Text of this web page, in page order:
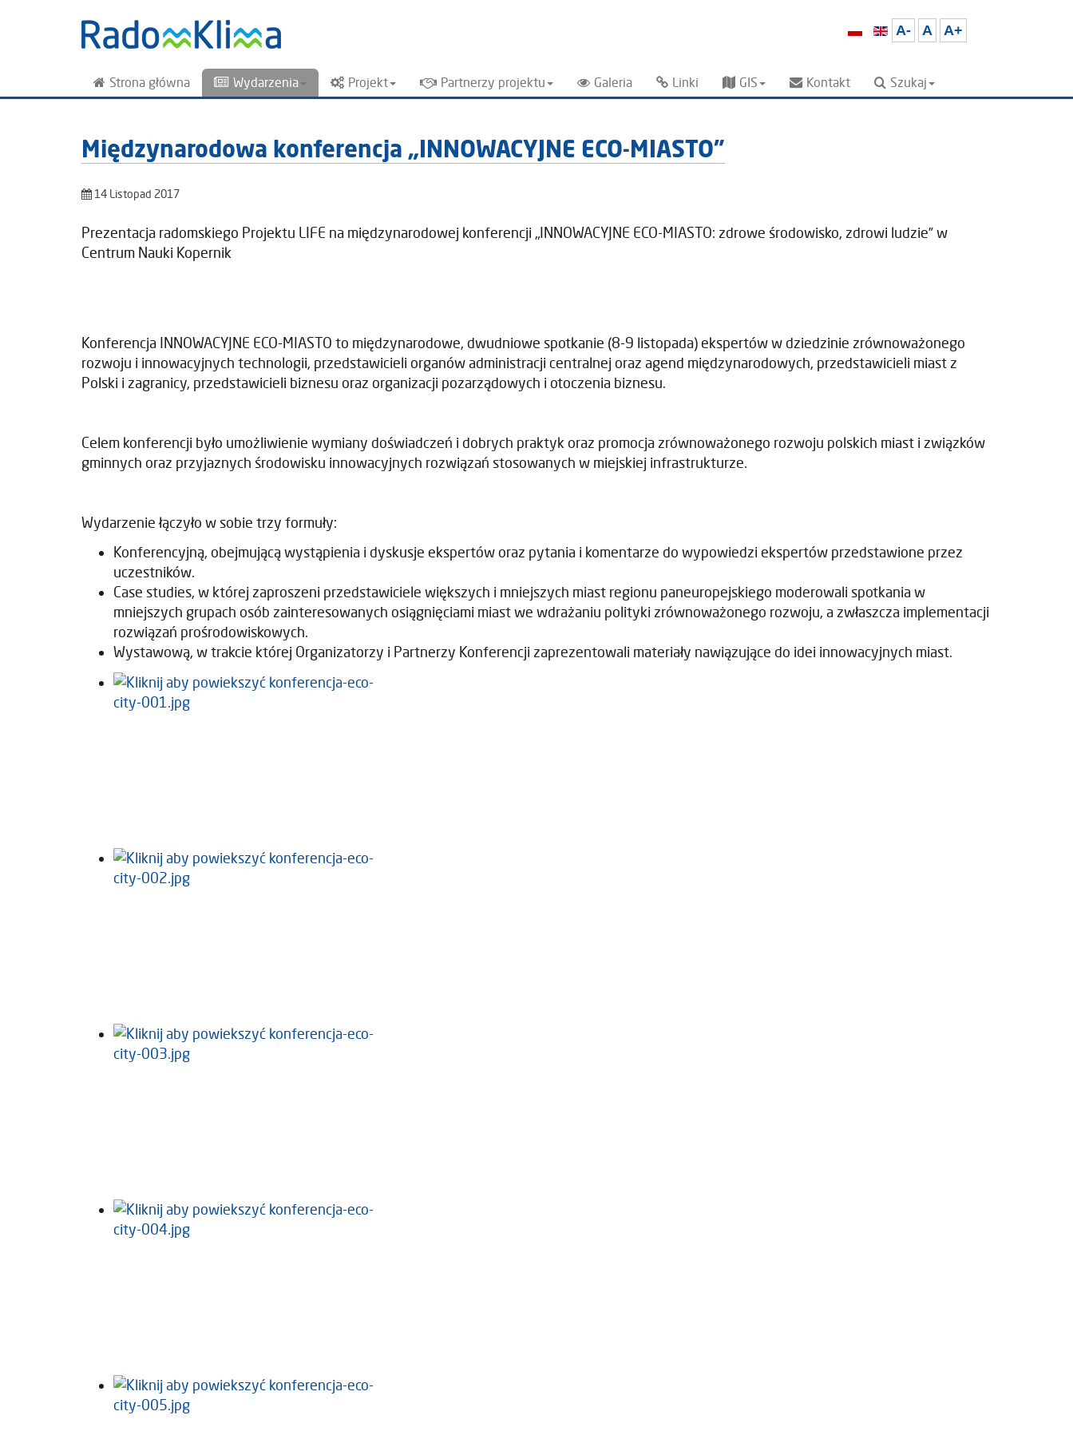
A- A A+
Strona główna Wydarzenia Projekt Partnerzy projektu Galeria Linki GIS Kontakt Szukaj
Międzynarodowa konferencja „INNOWACYJNE ECO-MIASTO”
14 Listopad 2017
Prezentacja radomskiego Projektu LIFE na międzynarodowej konferencji „INNOWACYJNE ECO-MIASTO: zdrowe środowisko, zdrowi ludzie” w
Centrum Nauki Kopernik
Konferencja INNOWACYJNE ECO-MIASTO to międzynarodowe, dwudniowe spotkanie (8-9 listopada) ekspertów w dziedzinie zrównoważonego
rozwoju i innowacyjnych technologii, przedstawicieli organów administracji centralnej oraz agend międzynarodowych, przedstawicieli miast z
Polski i zagranicy, przedstawicieli biznesu oraz organizacji pozarządowych i otoczenia biznesu.
Celem konferencji było umożliwienie wymiany doświadczeń i dobrych praktyk oraz promocja zrównoważonego rozwoju polskich miast i związków
gminnych oraz przyjaznych środowisku innowacyjnych rozwiązań stosowanych w miejskiej infrastrukturze.
Wydarzenie łączyło w sobie trzy formuły:
Konferencyjną, obejmującą wystąpienia i dyskusje ekspertów oraz pytania i komentarze do wypowiedzi ekspertów przedstawione przez
uczestników.
Case studies, w której zaproszeni przedstawiciele większych i mniejszych miast regionu paneuropejskiego moderowali spotkania w
mniejszych grupach osób zainteresowanych osiągnięciami miast we wdrażaniu polityki zrównoważonego rozwoju, a zwłaszcza implementacji
rozwiązań prośrodowiskowych.
Wystawową, w trakcie której Organizatorzy i Partnerzy Konferencji zaprezentowali materiały nawiązujące do idei innowacyjnych miast.